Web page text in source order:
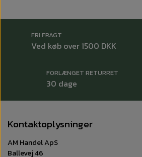
pH-Koncentrat
Indv. emballage
PE
Udv. emballage - målL18,5 x B9,7
Sprog på etiket
Nettovægt (kg)
FRI FRAGT
Ved køb over 1500 DKK
FORLÆNGET RETURRET
30 dage
Kontaktoplysninger
AM Handel ApS
Ballevej 46